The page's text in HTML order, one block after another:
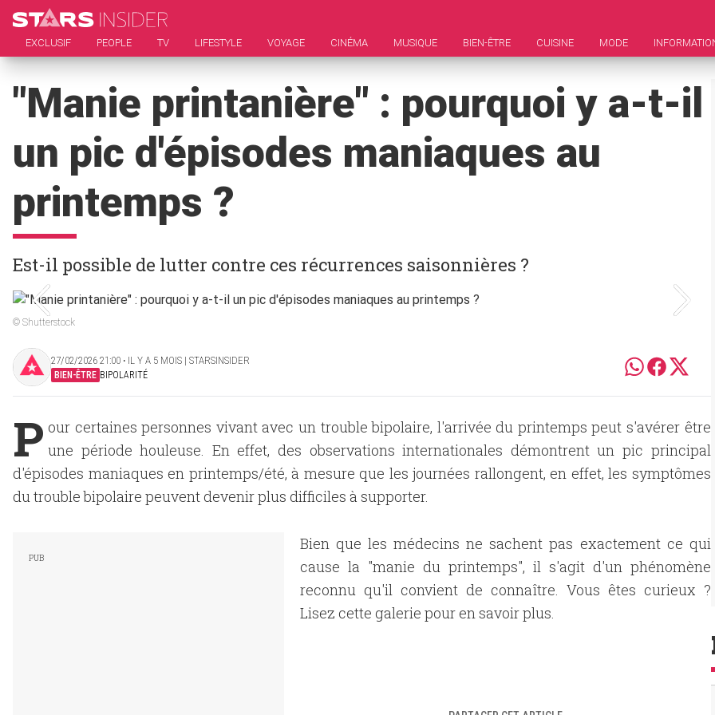
EXCLUSIF PEOPLE TV LIFESTYLE VOYAGE CINÉMA MUSIQUE BIEN-ÊTRE CUISINE MODE
"Manie printanière" : pourquoi y a-t-il
un pic d'épisodes maniaques au
printemps ?
Est-il possible de lutter contre ces récurrences saisonnières ?
© Shutterstock
27/02/2026 21:00 ‧ IL Y A 5 MOIS | STARSINSIDER
BIEN-ÊTRE BIPOLARITÉ
P our certaines personnes vivant avec un trouble bipolaire, l'arrivée du printemps peut s'avérer être
une période houleuse. En effet, des observations internationales démontrent un pic principal
d'épisodes maniaques en printemps/été, à mesure que les journées rallongent, en effet, les symptômes
du trouble bipolaire peuvent devenir plus difficiles à supporter.
Bien que les médecins ne sachent pas exactement ce qui
cause la "manie du printemps", il s'agit d'un phénomène
reconnu qu'il convient de connaître. Vous êtes curieux ?
Lisez cette galerie pour en savoir plus.